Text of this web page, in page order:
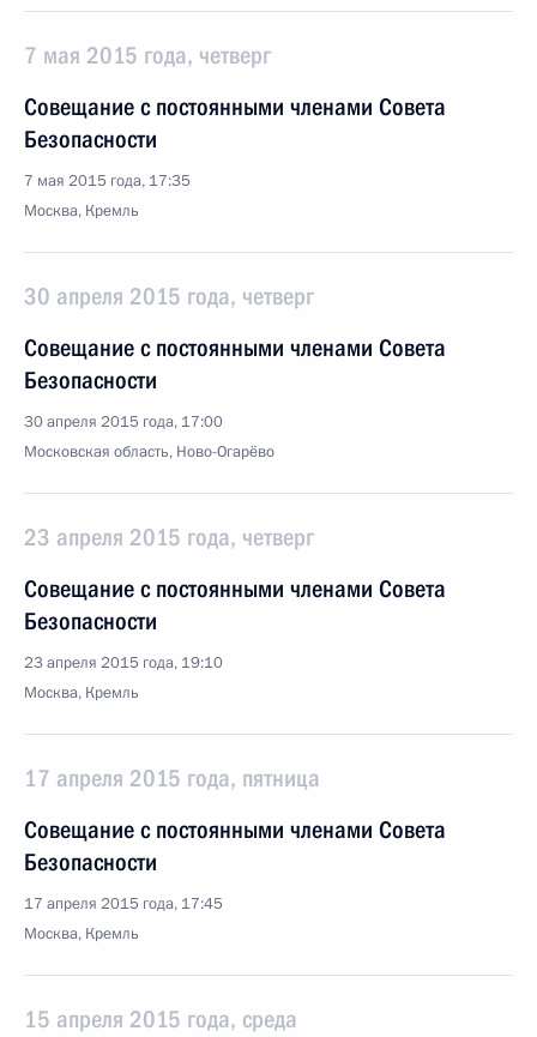
7 мая 2015 года, четверг
Совещание с постоянными членами Совета
Безопасности
7 мая 2015 года, 17:35
Москва, Кремль
30 апреля 2015 года, четверг
Совещание с постоянными членами Совета
Безопасности
30 апреля 2015 года, 17:00
Московская область, Ново-Огарёво
23 апреля 2015 года, четверг
Совещание с постоянными членами Совета
Безопасности
23 апреля 2015 года, 19:10
Москва, Кремль
17 апреля 2015 года, пятница
Совещание с постоянными членами Совета
Безопасности
17 апреля 2015 года, 17:45
Москва, Кремль
15 апреля 2015 года, среда